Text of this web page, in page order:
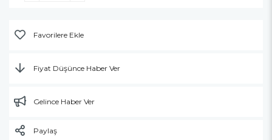
Favorilere Ekle
Fiyat Düşünce Haber Ver
Gelince Haber Ver
Paylaş